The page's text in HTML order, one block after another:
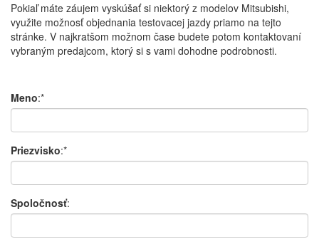
Pokiaľ máte záujem vyskúšať si niektorý z modelov Mitsubishi,
využite možnosť objednania testovacej jazdy priamo na tejto
stránke. V najkratšom možnom čase budete potom kontaktovaní
vybraným predajcom, ktorý si s vami dohodne podrobnosti.
Meno:*
Priezvisko:*
Spoločnosť: